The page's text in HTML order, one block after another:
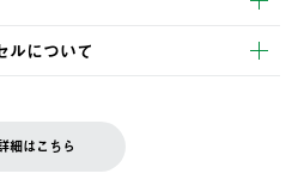
日以内に商品を発送いたします。
で、木曜日以降のご注文は週明け
。
料は、お客様ご負担とさせていただ
ルについて
会員マイページ内 購入履歴画面に
細はこちら